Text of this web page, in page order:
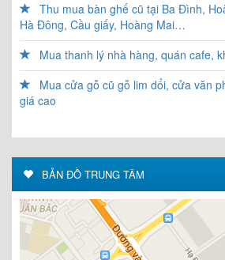
Thu mua bàn ghế cũ tại Ba Đình,
Hà Đông, Cầu giấy, Hoàng Mai…
Mua thanh lý nhà hàng, quán cafe,
Mua cửa gỗ cũ gỗ lim dổi, cửa văn
giá cao
BẢN ĐỒ TRUNG TÂM